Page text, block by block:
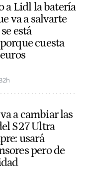
a Lidl la batería
va a salvarte
está
cuesta
a cambiar las
S27 Ultra
usará
pero de